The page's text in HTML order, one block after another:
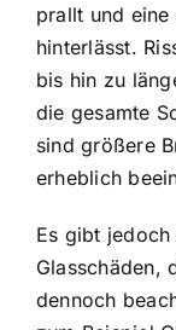
prallt und eine
hinterlässt.
bis hin zu
die gesamte
sind größere
erheblich
Es gibt
Glasschäden,
dennoch